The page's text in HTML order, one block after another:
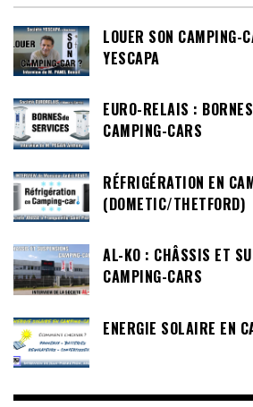
LOUER SON CAMPING-
YESCAPA
EURO-RELAIS :
CAMPING-CARS
RÉFRIGÉRATION EN
(DOMETIC/THETFORD)
AL-KO : CHÂSSIS ET
CAMPING-CARS
ENERGIE SOLAIRE EN